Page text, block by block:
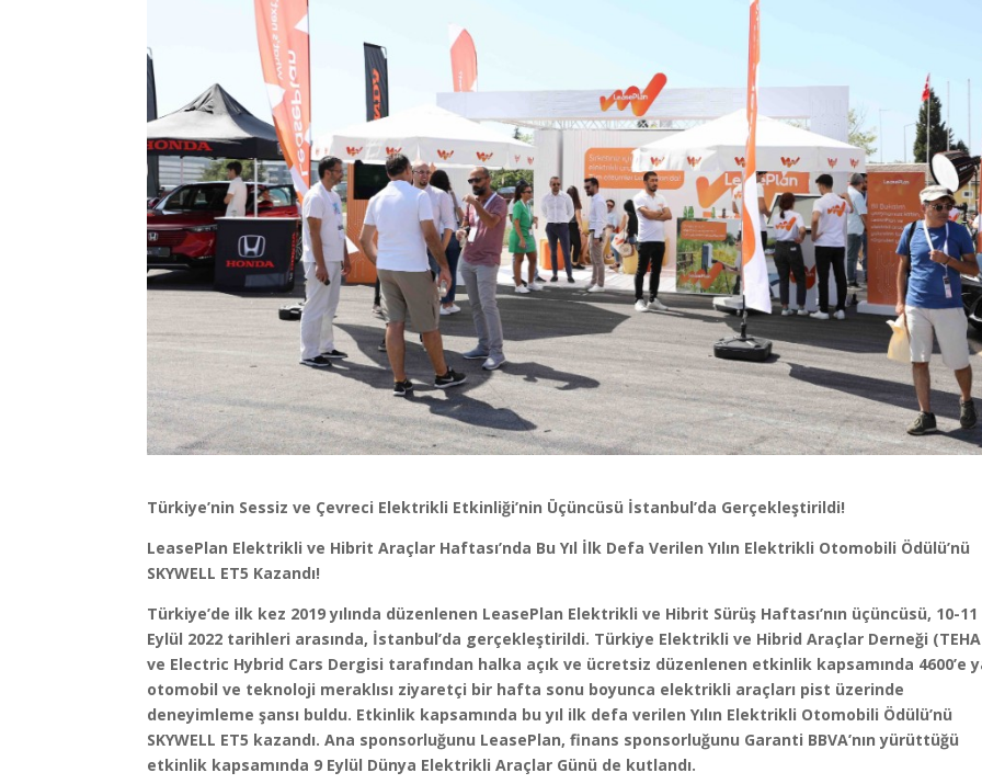
Türkiye’nin Sessiz ve Çevreci Elektrikli Etkinliği’nin Üçüncüsü İstanbul’da Gerçekleştirildi!
LeasePlan Elektrikli ve Hibrit Araçlar Haftası’nda Bu Yıl İlk Defa Verilen Yılın Elektrikli Otomobili Ödülü’nü
SKYWELL ET5 Kazandı!
Türkiye’de ilk kez 2019 yılında düzenlenen LeasePlan Elektrikli ve Hibrit Sürüş Haftası’nın üçüncüsü, 10-11
Eylül 2022 tarihleri arasında, İstanbul’da gerçekleştirildi. Türkiye Elektrikli ve Hibrid Araçlar Derneği
ve Electric Hybrid Cars Dergisi tarafından halka açık ve ücretsiz düzenlenen etkinlik kapsamında 4600’e
otomobil ve teknoloji meraklısı ziyaretçi bir hafta sonu boyunca elektrikli araçları pist üzerinde
deneyimleme şansı buldu. Etkinlik kapsamında bu yıl ilk defa verilen Yılın Elektrikli Otomobili Ödülü’nü
SKYWELL ET5 kazandı. Ana sponsorluğunu LeasePlan, finans sponsorluğunu Garanti BBVA’nın yürüttüğü
etkinlik kapsamında 9 Eylül Dünya Elektrikli Araçlar Günü de kutlandı.